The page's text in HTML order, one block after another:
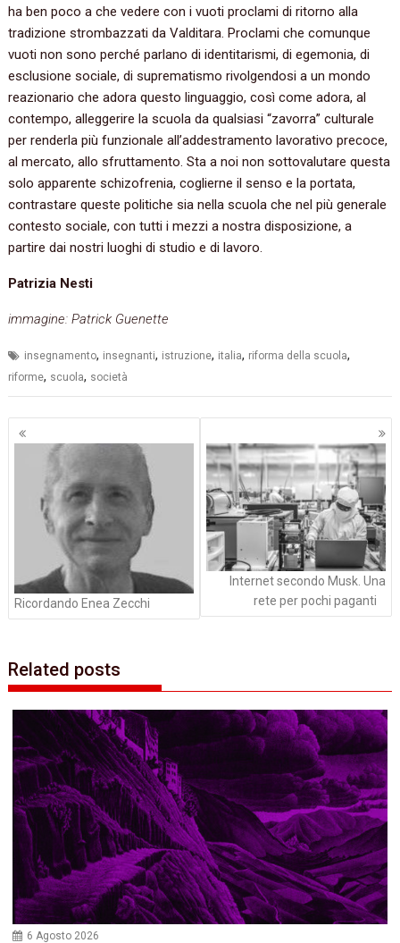
ha ben poco a che vedere con i vuoti proclami di ritorno alla
tradizione strombazzati da Valditara. Proclami che comunque
vuoti non sono perché parlano di identitarismi, di egemonia, di
esclusione sociale, di suprematismo rivolgendosi a un mondo
reazionario che adora questo linguaggio, così come adora, al
contempo, alleggerire la scuola da qualsiasi “zavorra” culturale
per renderla più funzionale all’addestramento lavorativo precoce,
al mercato, allo sfruttamento. Sta a noi non sottovalutare questa
solo apparente schizofrenia, coglierne il senso e la portata,
contrastare queste politiche sia nella scuola che nel più generale
contesto sociale, con tutti i mezzi a nostra disposizione, a
partire dai nostri luoghi di studio e di lavoro.
Patrizia Nesti
immagine: Patrick Guenette
insegnamento, insegnanti, istruzione, italia, riforma della scuola,
riforme, scuola, società
Navigazione
articoli
Ricordando Enea Zecchi
Internet secondo Musk. Una
rete per pochi paganti
Related posts
6 Agosto 2026